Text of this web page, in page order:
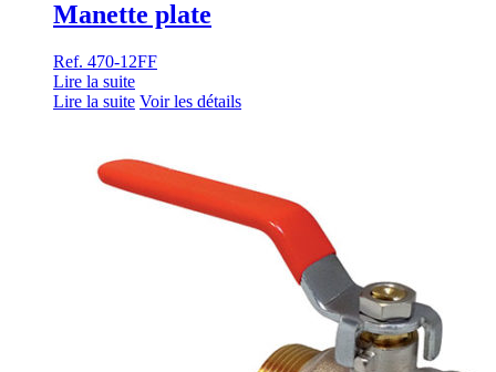
Manette plate
Ref. 470-12FF
Lire la suite
Lire la suite Voir les détails